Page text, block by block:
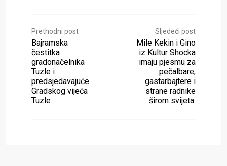
Prethodni post
Bajramska
čestitka
gradonačelnika
Tuzle i
predsjedavajuće
Gradskog vijeća
Tuzle
Sljedeći post
Mile Kekin i Gino
iz Kultur Shocka
imaju pjesmu za
pečalbare,
gastarbajtere i
strane radnike
širom svijeta.